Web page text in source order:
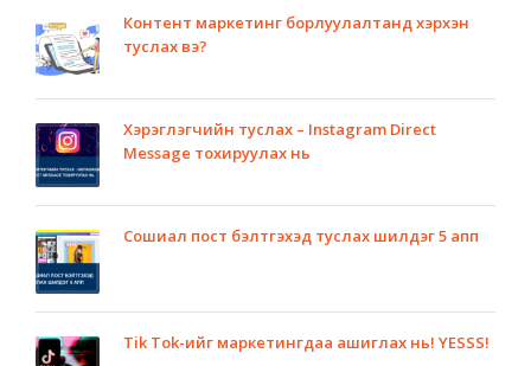
Контент маркетинг борлуулалтанд хэрхэн
туслах вэ?
Хэрэглэгчийн туслах – Instagram Direct
Message тохируулах нь
Сошиал пост бэлтгэхэд туслах шилдэг 5 апп
Tik Tok-ийг маркетингдаа ашиглах нь! YESSS!